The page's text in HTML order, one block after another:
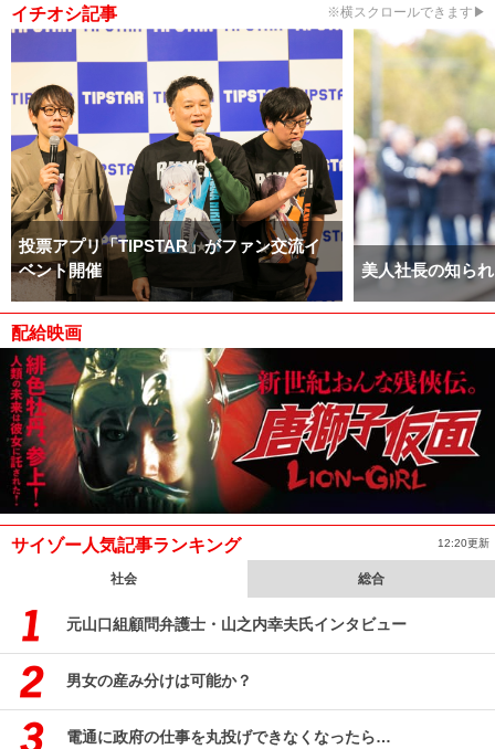
イチオシ記事 ※横スクロールできます▶
投票アプリ「TIPSTAR」がファン交流イ
ベント開催
美人社長の知ら
配給映画
サイゾー人気記事ランキング 12:20更新
社会 総合
元山口組顧問弁護士・山之内幸夫氏インタビュー
男女の産み分けは可能か？
電通に政府の仕事を丸投げできなくなったら…